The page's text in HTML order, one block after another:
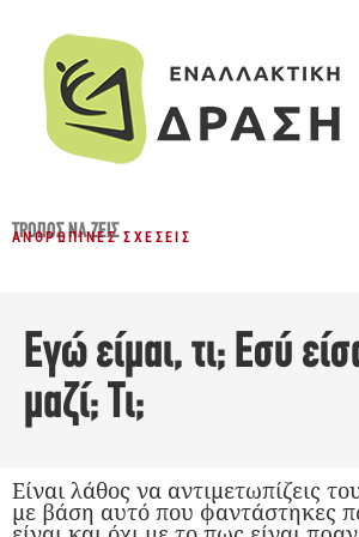
ΤΡΌΠΟΣ ΝΑ ΖΕΙΣ
ΑΝΘΡΏΠΙΝΕΣ ΣΧΈΣΕΙΣ
Εγώ είμαι, τι; Εσύ
μαζί; Τι;
Είναι λάθος να αντιμετωπίζεις
με βάση αυτό που φαντάστηκες